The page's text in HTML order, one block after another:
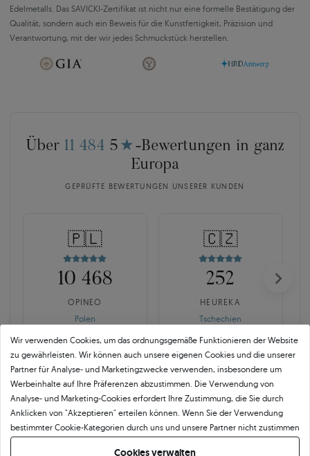
Edelmetalls. Das SAVICKI-Zertifikat ist nicht nur eine formelle Bestätigung der
Qualität, sondern auch ein Beweis für die Kunstfertigkeit, Präzision und
Verantwortung, mit der wir jedes Schmuckstück herstellen.
Über 11 484 5 ★ -Bewertungen in ganz
Europa
GEPRÜFTE BEWERTUNGEN UNSERER KUNDEN
🇵🇱
10 468
OPINEO
Polen
🇨🇿
252
HEUREKA
Tschechien
SAVICKI 5C ist mehr als der
Wir verwenden Cookies, um das ordnungsgemäße Funktionieren der Website
zu gewährleisten. Wir können auch unsere eigenen Cookies und die unserer
Partner für Analyse- und Marketingzwecke verwenden, insbesondere um
Werbeinhalte auf Ihre Präferenzen abzustimmen. Die Verwendung von
Analyse- und Marketing-Cookies erfordert Ihre Zustimmung, die Sie durch
Anklicken von "Akzeptieren" erteilen können. Wenn Sie der Verwendung
bestimmter Cookie-Kategorien durch uns und unsere Partner nicht zustimmen
möchten, klicken Sie auf "Lassen Sie mich wählen" und bestimmen Sie Ihre
Cookies verwalten